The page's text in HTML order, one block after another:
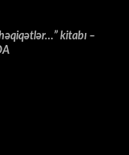
kitabı –